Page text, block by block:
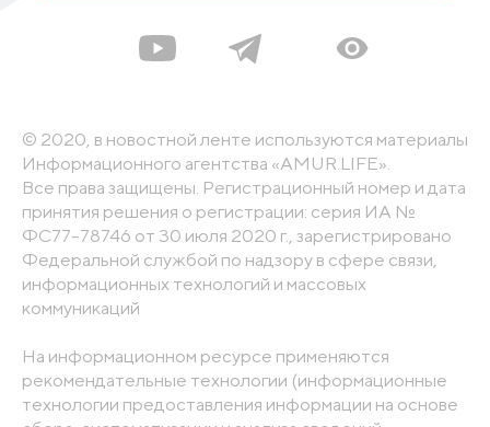
© 2020, в новостной ленте используются материалы
Информационного агентства «AMUR.LIFE».
Все права защищены. Регистрационный номер и дата
принятия решения о регистрации: серия ИА №
ФС77-78746 от 30 июля 2020 г., зарегистрировано
Федеральной службой по надзору в сфере связи,
информационных технологий и массовых
коммуникаций
На информационном ресурсе применяются
рекомендательные технологии (информационные
технологии предоставления информации на основе